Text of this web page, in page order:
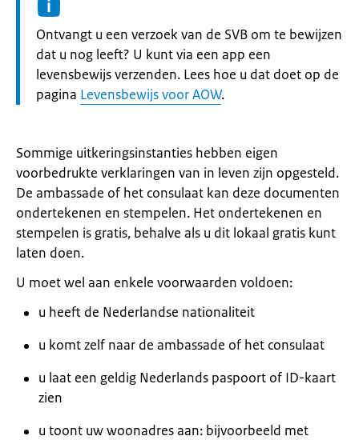
Informatie:
Ontvangt u een verzoek van de SVB om te bewijzen
dat u nog leeft? U kunt via een app een
levensbewijs verzenden. Lees hoe u dat doet op de
pagina Levensbewijs voor AOW.
Sommige uitkeringsinstanties hebben eigen
voorbedrukte verklaringen van in leven zijn opgesteld.
De ambassade of het consulaat kan deze documenten
ondertekenen en stempelen. Het ondertekenen en
stempelen is gratis, behalve als u dit lokaal gratis kunt
laten doen.
U moet wel aan enkele voorwaarden voldoen:
u heeft de Nederlandse nationaliteit
u komt zelf naar de ambassade of het consulaat
u laat een geldig Nederlands paspoort of ID-kaart
zien
u toont uw woonadres aan: bijvoorbeeld met